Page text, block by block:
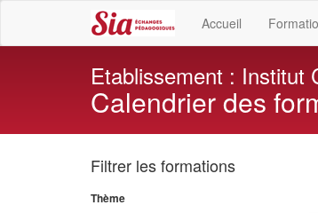
Accueil
Etablissement : Institut
Calendrier des
Filtrer les formations
Thème